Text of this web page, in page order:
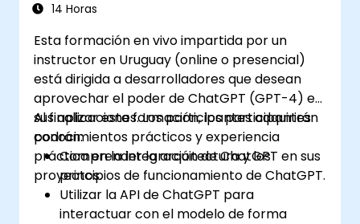
14 Horas
Esta formación en vivo impartida por un
instructor en Uruguay (online o presencial)
está dirigida a desarrolladores que desean
aprovechar el poder de ChatGPT (GPT-4) en
sus aplicaciones. Los participantes adquirirán
conocimientos prácticos y experiencia
práctica en la integración de ChatGPT en sus
proyectos.
Al finalizar esta formación, los participantes
podrán:
Comprender la arquitectura y los
principios de funcionamiento de ChatGPT.
Utilizar la API de ChatGPT para
interactuar con el modelo de forma